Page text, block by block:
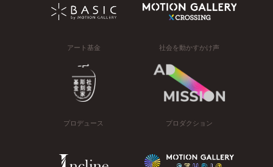
アート基金 社会を動かすかけ声
プロデュース プロダクション